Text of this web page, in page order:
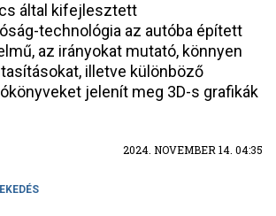
által kifejlesztett
technológia az autóba épített
az irányokat mutató, könnyen
illetve különböző
jelenít meg 3D-s grafikák
2024. NOVEMBER 14. 04:35